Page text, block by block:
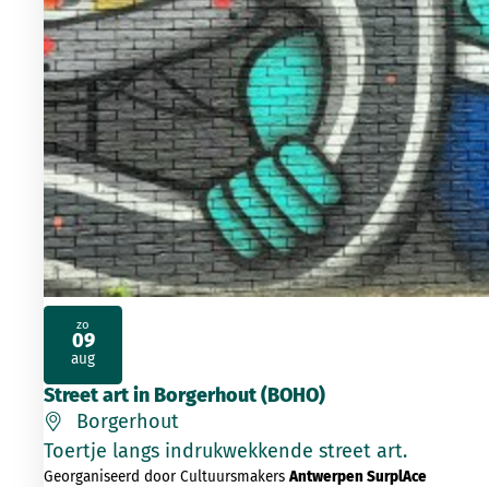
Street art in Borgerhout (BOHO)
Borgerhout
Toertje langs indrukwekkende street art.
Georganiseerd door CultuursmakersAntwerpen SurplAce
zo
09
aug
2026